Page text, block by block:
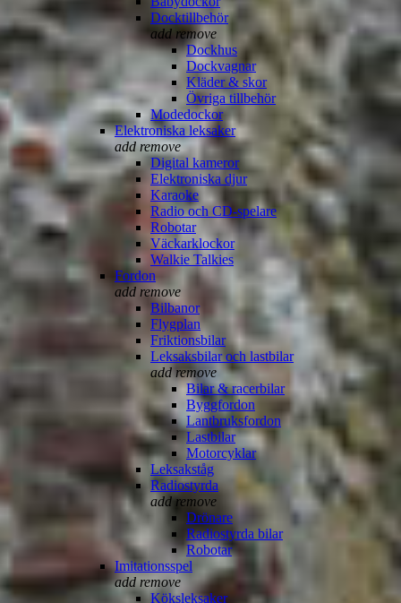
Docktillbehör
add remove
Dockhus
Dockvagnar
Kläder & skor
Övriga tillbehör
Modedockor
Elektroniska leksaker
add remove
Digital kameror
Elektroniska djur
Karaoke
Radio och CD-spelare
Robotar
Väckarklockor
Walkie Talkies
Fordon
add remove
Bilbanor
Flygplan
Friktionsbilar
Leksaksbilar och lastbilar
add remove
Bilar & racerbilar
Byggfordon
Lantbruksfordon
Lastbilar
Motorcyklar
Leksakståg
Radiostyrda
add remove
Drönare
Radiostyrda bilar
Robotar
Imitationsspel
add remove
Köksleksaker